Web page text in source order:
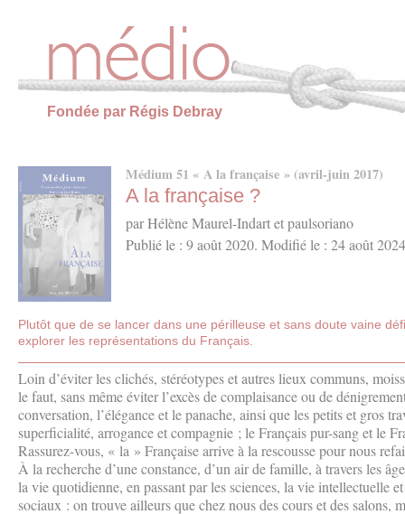
Fondée par Régis Debray
Médium 51 « A la française » (avril-juin 2017)
A la française ?
par Hélène Maurel-Indart et paulsoriano
Publié le : 9 août 2020. Modifié le : 24 août 2024
Plutôt que de se lancer dans une périlleuse et sans doute vaine
explorer les représentations du Français.
Loin d’éviter les clichés, stéréotypes et autres lieux communs,
le faut, sans même éviter l’excès de complaisance ou de
conversation, l’élégance et le panache, ainsi que les petits et gros
superficialité, arrogance et compagnie ; le Français pur-sang et le
Rassurez-vous, « la » Française arrive à la rescousse pour nous
À la recherche d’une constance, d’un air de famille, à travers les
la vie quotidienne, en passant par les sciences, la vie intellectuelle
sociaux : on trouve ailleurs que chez nous des cours et des salons,